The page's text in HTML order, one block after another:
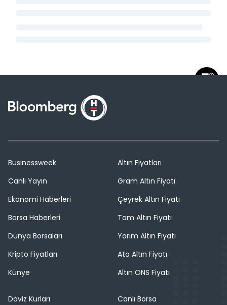
Businessweek
Canlı Yayın
Ekonomi Haberleri
Borsa Haberleri
Dünya Borsaları
Kripto Fiyatları
Künye
Altın Fiyatları
Gram Altın Fiyatı
Çeyrek Altın Fiyatı
Tam Altın Fiyatı
Yarım Altın Fiyatı
Ata Altın Fiyatı
Altın ONS Fiyatı
Döviz Kurları
Canlı Borsa